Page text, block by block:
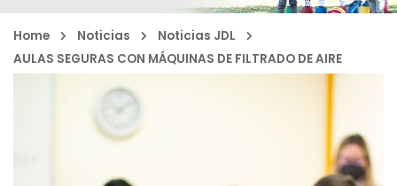
Home Noticias
Noticias JDL
AULAS SEGURAS CON MÁQUINAS DE FILTRADO DE AIRE